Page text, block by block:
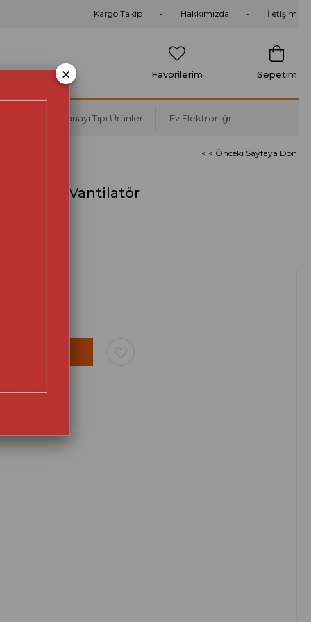
Kargo Takip Hakkımızda İletişim
Sepetim
Favorilerim
Sanayi Tipi Ürünler Ev Elektroniği
< < Önceki Sayfaya Dön
Tipi Vantilatör
×